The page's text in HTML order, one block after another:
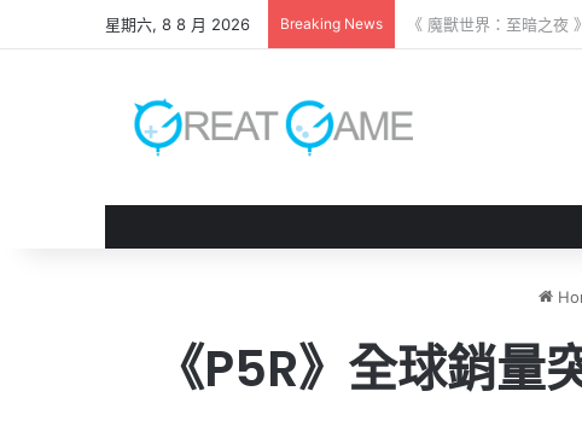
星期六, 8 8 月 2026 Breaking News 《 鬼武者 劍之道 》 實
《P5R》全球銷